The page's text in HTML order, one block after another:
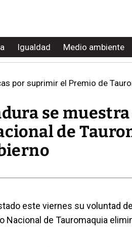
Igualdad Medio ambiente
por suprimir el Premio de
se
de
este viernes su voluntad
de Tauromaquia